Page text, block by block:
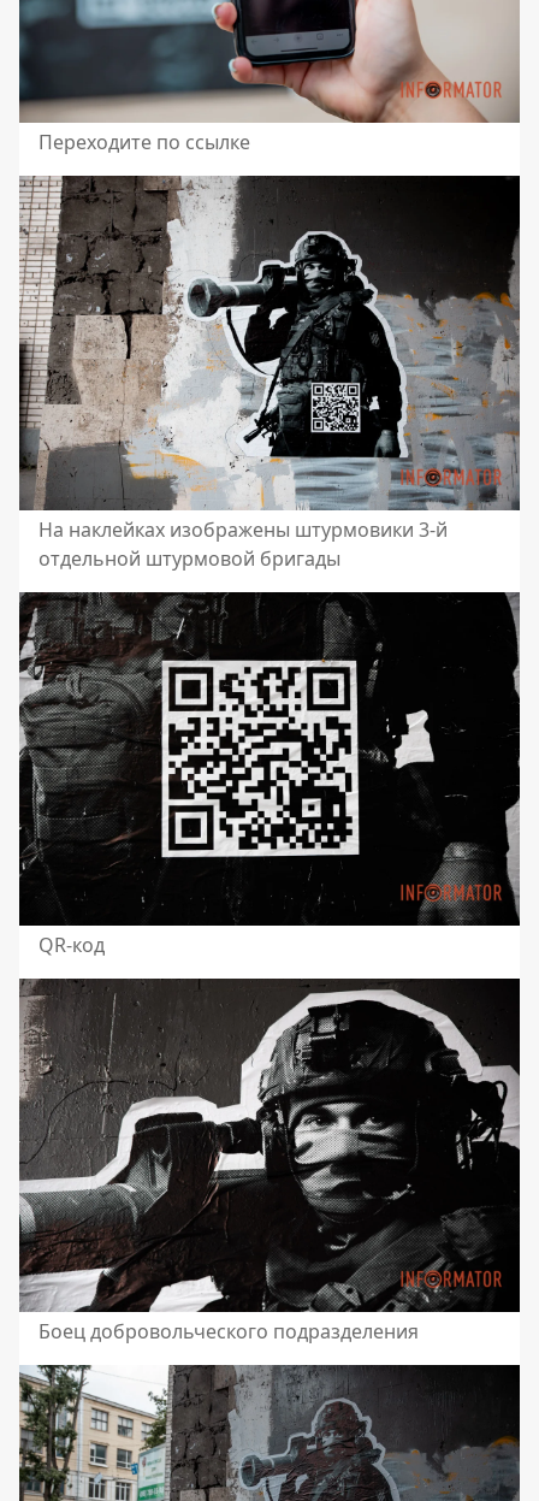
Переходите по ссылке
На наклейках изображены штурмовики 3-й
отдельной штурмовой бригады
QR-код
Боец добровольческого подразделения